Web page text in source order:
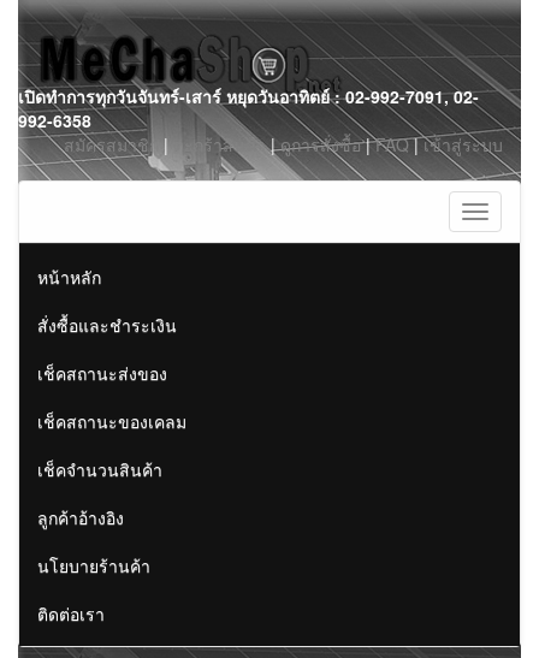
Skip
to
content
เปิดทำการทุกวันจันทร์-เสาร์ หยุดวันอาทิตย์ : 02-992-7091, 02-
992-6358
สมัครสมาชิก | ตะกร้าสินค้า|ดูการสั่งซื้อ|FAQ|เข้าสู่ระบบ
Toggle
หน้าหลัก
สั่งซื้อและชำระเงิน
เช็คสถานะส่งของ
เช็คสถานะของเคลม
เช็คจำนวนสินค้า
ลูกค้าอ้างอิง
นโยบายร้านค้า
ติดต่อเรา